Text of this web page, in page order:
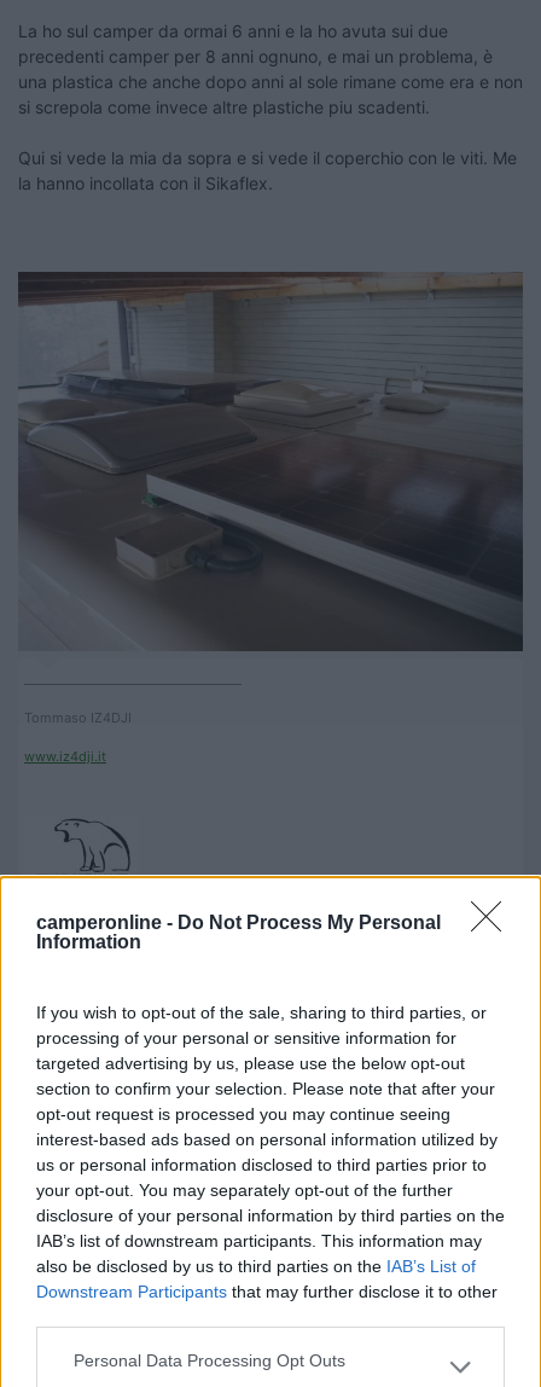
camperonline - Do Not Process My Personal
Information
If you wish to opt-out of the sale, sharing to third parties, or
processing of your personal or sensitive information for
targeted advertising by us, please use the below opt-out
section to confirm your selection. Please note that after your
opt-out request is processed you may continue seeing
interest-based ads based on personal information utilized by
us or personal information disclosed to third parties prior to
your opt-out. You may separately opt-out of the further
disclosure of your personal information by third parties on the
IAB’s list of downstream participants. This information may
also be disclosed by us to third parties on the IAB’s List of
Downstream Participants that may further disclose it to other
Please note that this website/app uses one or more Google
Personal Data Processing Opt Outs
La ho sul camper da ormai 6 anni e la ho avuta sui due
precedenti camper per 8 anni ognuno, e mai un problema, è
una plastica che anche dopo anni al sole rimane come era e non
si screpola come invece altre plastiche piu scadenti.
Qui si vede la mia da sopra e si vede il coperchio con le viti. Me
la hanno incollata con il Sikaflex.
Tommaso IZ4DJI
www.iz4dji.it
IZ4DJI
58914
In risposta al messaggio dilatrofa124del22/02/2021alle19:50:53
Ci sarà pure un aereatore a fungo da qualche parte, entrerei da lì. Niente
Odio gli impianti che entrano dagli aeratori, sembrano cose
posticce e malfatte, e per che cosa? Per non fare un foro?
Ma che problema c'è? Basta farlo bene e sigillare bene.
Meglio un bel lavoro fatto come si deve e niente cavi in giro per
il tetto.
____________________________________
Tommaso IZ4DJI
www.iz4dji.it